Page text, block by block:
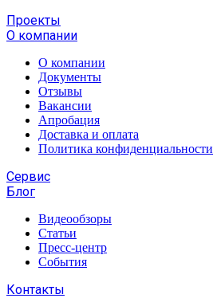
Проекты
О компании
О компании
Документы
Отзывы
Вакансии
Апробация
Доставка и оплата
Политика конфиденциальности
Сервис
Блог
Видеообзоры
Статьи
Пресс-центр
События
Контакты